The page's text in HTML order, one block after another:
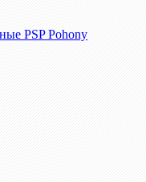
PSP Pohony